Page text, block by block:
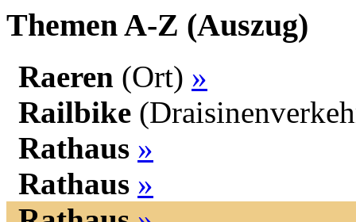
Themen A-Z (Auszug)
Raeren (Ort) »
Railbike
Rathaus »
Rathaus »